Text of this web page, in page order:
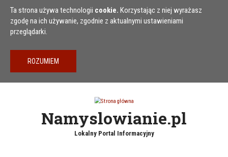
Przejdź do treści
Ta strona używa technologii cookie. Korzystając z niej wyrażasz
zgodę na ich używanie, zgodnie z aktualnymi ustawieniami
przeglądarki.
Namyslowianie.pl
Lokalny Portal Informacyjny